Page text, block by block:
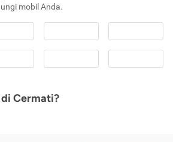
mobil Anda.
Cermati?